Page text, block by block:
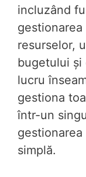
incluzând
resurselor,
bugetului și
lucru
gestiona
într-un
simplă.